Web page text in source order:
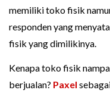
memiliki toko fisik
responden yang
fisik yang dimilikinya.
Kenapa toko fisik
berjualan? Paxel